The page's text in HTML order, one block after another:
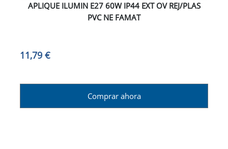
APLIQUE ILUMIN E27 60W IP44 EXT OV REJ/PLAS
PVC NE FAMAT
11,79 €
Comprar ahora